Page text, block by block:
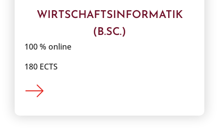
WIRTSCHAFTSINFORMATIK
(B.SC.)
100 % online
180 ECTS